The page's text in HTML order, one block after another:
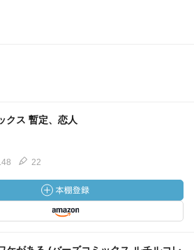
クス 暫定、恋人
22